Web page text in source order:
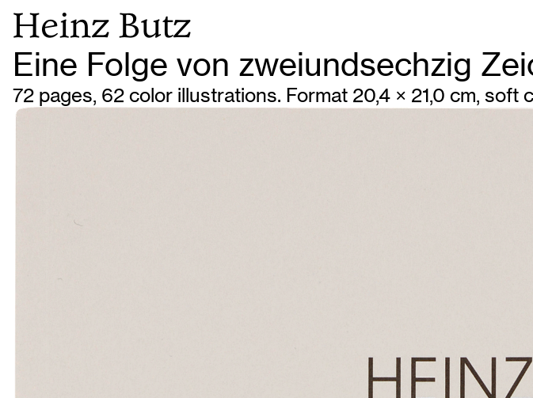
Heinz Butz
Eine Folge von zweiundsechzig
72 pages, 62 color illustrations. Format 20,4 × 21,0 cm, soft